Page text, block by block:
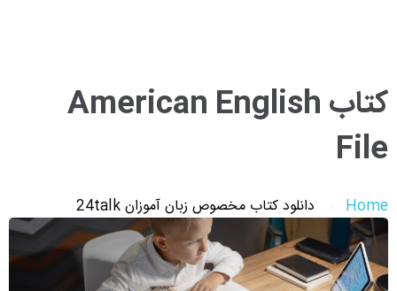
کتاب American English
File
Home دانلود کتاب مخصوص زبان آموزان 24talk